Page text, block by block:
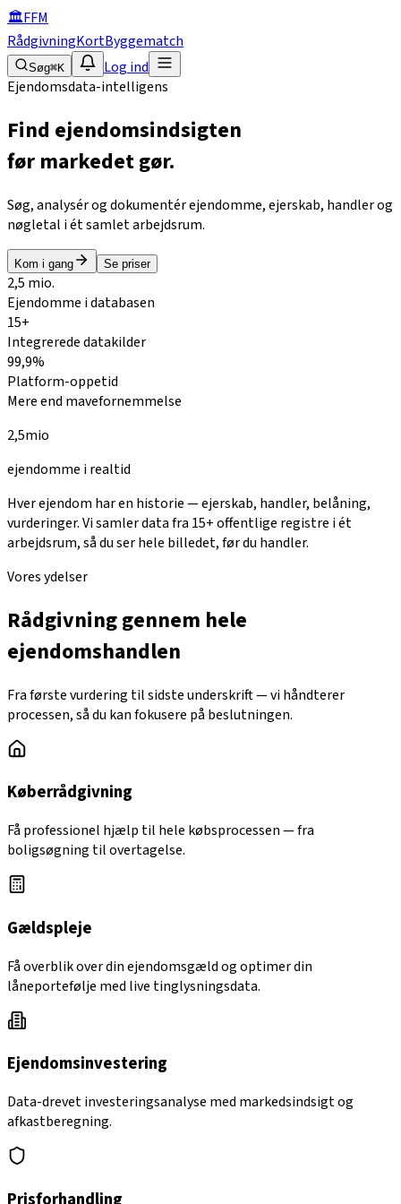
🏛FFM
RådgivningKortByggematch
Søg⌘K
Log ind
Ejendomsdata-intelligens
Find ejendomsindsigten
før markedet gør.
Søg, analysér og dokumentér ejendomme, ejerskab, handler og
nøgletal i ét samlet arbejdsrum.
Kom i gang Se priser
2,5 mio.
Ejendomme i databasen
15+
Integrerede datakilder
99,9%
Platform-oppetid
Mere end mavefornemmelse
2,5mio
ejendomme i realtid
Hver ejendom har en historie — ejerskab, handler, belåning,
vurderinger. Vi samler data fra 15+ offentlige registre i ét
arbejdsrum, så du ser hele billedet, før du handler.
Vores ydelser
Rådgivning gennem hele
ejendomshandlen
Fra første vurdering til sidste underskrift — vi håndterer
processen, så du kan fokusere på beslutningen.
Køberrådgivning
Få professionel hjælp til hele købsprocessen — fra
boligsøgning til overtagelse.
Gældspleje
Få overblik over din ejendomsgæld og optimer din
låneportefølje med live tinglysningsdata.
Ejendomsinvestering
Data-drevet investeringsanalyse med markedsindsigt og
afkastberegning.
Prisforhandling